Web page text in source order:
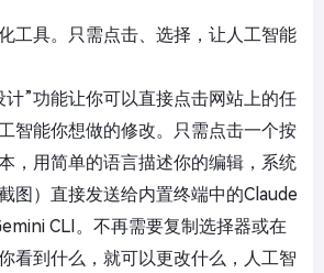
工具。只需点击、选择，让人工智能
计”功能让你可以直接点击网站上的任
智能你想做的修改。只需点击一个按
，用简单的语言描述你的编辑，系统
图）直接发送给内置终端中的Claude
CLI。不再需要复制选择器或在
看到什么，就可以更改什么，人工智